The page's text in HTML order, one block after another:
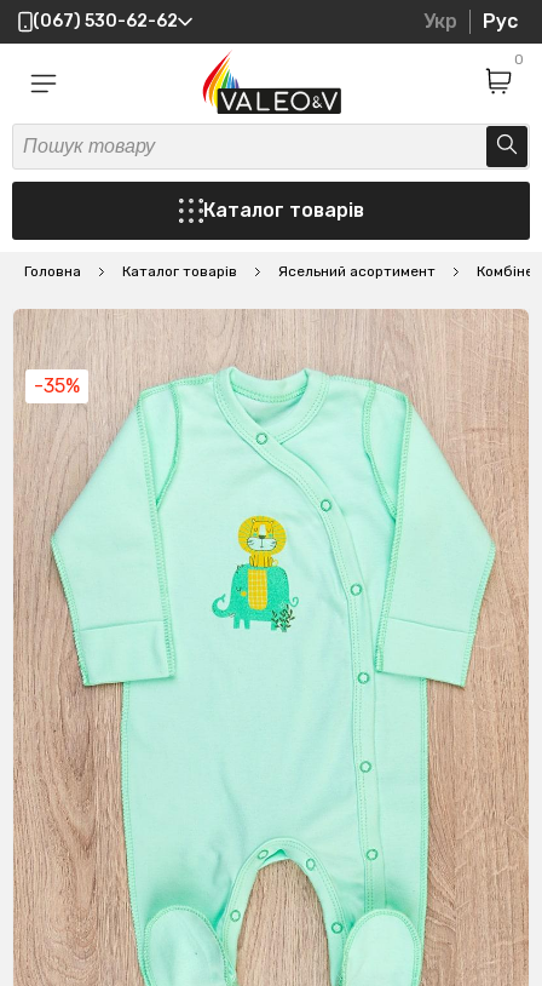
(067) 530-62-62 Укр Рус
0
Каталог товарів
Головна Каталог товарів Ясельний асортимент
-35%